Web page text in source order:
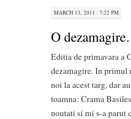
MARCH 13, 2011 · 7:22 PM
O
Editia de primavara a
dezamagire. In primul
noi la acest targ, dar
toamna: Crama
noutati si mi s-a parut